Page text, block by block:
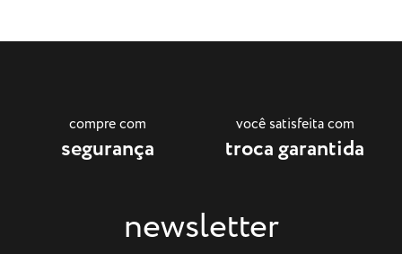
compre com
segurança
você satisfeita com
troca garantida
newsletter